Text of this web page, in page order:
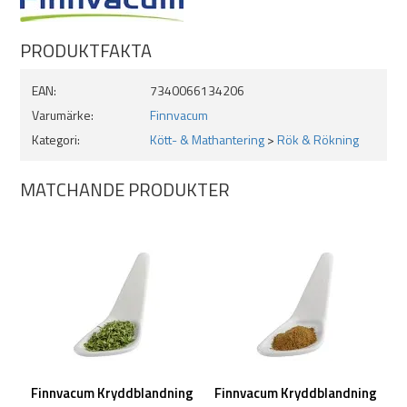
Salt 34,8 g
Ingredienser: Nitritsalt(E250) (0,06%), vitlökspulver, svartpeppar,
cayennepeppar, torkad timjan, torkad rosmarin, torkad persilja.
PRODUKTFAKTA
EAN:
7340066134206
Varumärke:
Finnvacum
Kategori:
Kött- & Mathantering>Rök & Rökning
MATCHANDE PRODUKTER
Finnvacum Kryddblandning
Finnvacum Kryddblandning